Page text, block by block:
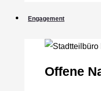
Engagement
Offene